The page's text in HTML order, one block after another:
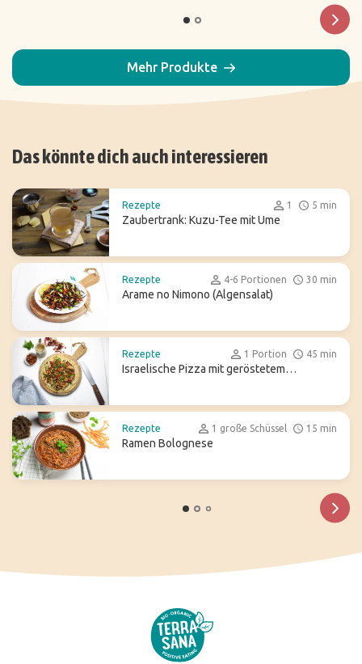
Mehr Produkte
Das könnte dich auch interessieren
Rezepte 1 5 min
Zaubertrank: Kuzu-Tee mit Ume
Rezepte 4-6 Portionen 30 min
Arame no Nimono (Algensalat)
Rezepte 1 Portion 45 min
Israelische Pizza mit geröstetem
Rezepte 1 große Schüssel 15 min
Ramen Bolognese